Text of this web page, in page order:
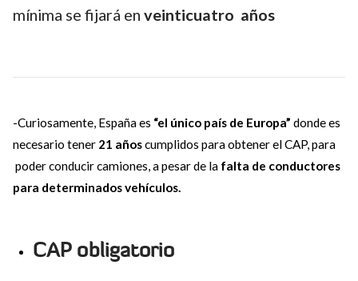
mínima se fijará en veinticuatro años
-Curiosamente, España es “el único país de Europa” donde es
necesario tener 21 añoscumplidos para obtener el CAP, para
poder conducir camiones, a pesar de la falta de conductores
para determinados vehículos.
CAP obligatorio